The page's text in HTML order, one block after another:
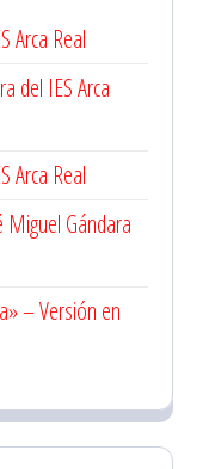
Arca Real
del IES Arca
Arca Real
Miguel Gándara
– Versión en